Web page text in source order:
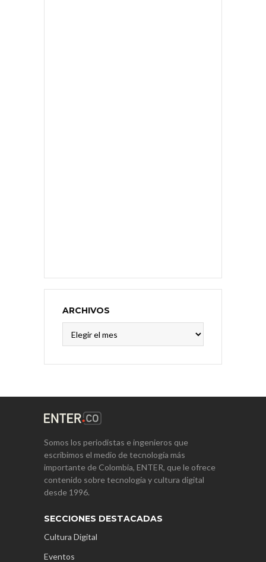
ARCHIVOS
Somos los periodistas e ingenieros que
escribimos el medio de tecnología más
importante de Colombia, ENTER, que le ofrece
contenido sobre tecnología y cultura digital
desde 1996.
SECCIONES DESTACADAS
Cultura Digital
Eventos